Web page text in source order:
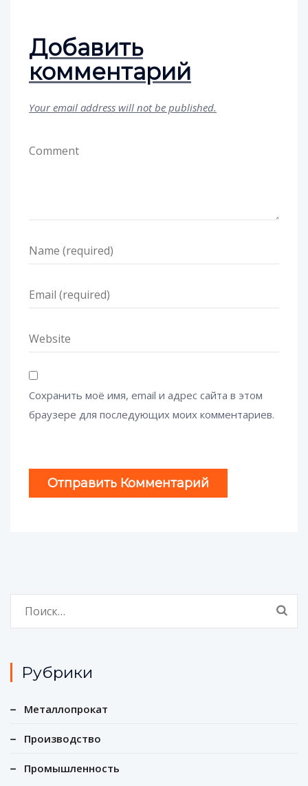
Добавить
комментарий
Your email address will not be published.
Сохранить моё имя, email и адрес сайта в этом
браузере для последующих моих комментариев.
Рубрики
Металлопрокат
Производство
Промышленность